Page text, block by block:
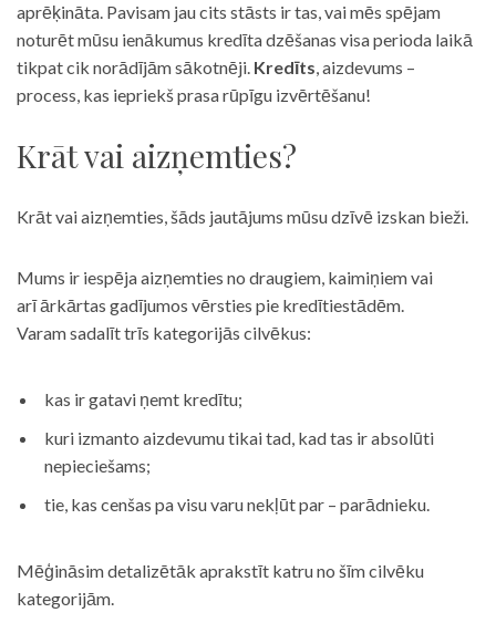
aprēķināta. Pavisam jau cits stāsts ir tas, vai mēs spējam
noturēt mūsu ienākumus kredīta dzēšanas visa perioda laikā
tikpat cik norādījām sākotnēji. Kredīts, aizdevums –
process, kas iepriekš prasa rūpīgu izvērtēšanu!
Krāt vai aizņemties?
Krāt vai aizņemties, šāds jautājums mūsu dzīvē izskan bieži.
Mums ir iespēja aizņemties no draugiem, kaimiņiem vai
arī ārkārtas gadījumos vērsties pie kredītiestādēm.
Varam sadalīt trīs kategorijās cilvēkus:
kas ir gatavi ņemt kredītu;
kuri izmanto aizdevumu tikai tad, kad tas ir absolūti
nepieciešams;
tie, kas cenšas pa visu varu nekļūt par – parādnieku.
Mēģināsim detalizētāk aprakstīt katru no šīm cilvēku
kategorijām.